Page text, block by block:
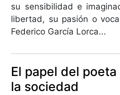
su sensibilidad e
libertad, su pasión o
Federico García Lorca...
El papel del
la sociedad